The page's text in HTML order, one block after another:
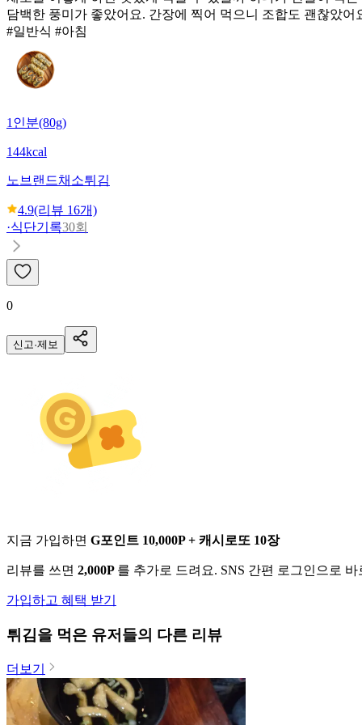
담백한 풍미가 좋았어요. 간장에 찍어 먹으니 조합도 괜찮았어
#일반식 #아침
1인분(80g)
144kcal
노브랜드채소튀김
4.9(리뷰 16개)
·식단기록30회
0
신고·제보
지금 가입하면 G포인트 10,000P + 캐시로또 10장
리뷰를 쓰면 2,000P 를 추가로 드려요. SNS 간편 로그인으로
가입하고 혜택 받기
튀김을 먹은 유저들의 다른 리뷰
더보기